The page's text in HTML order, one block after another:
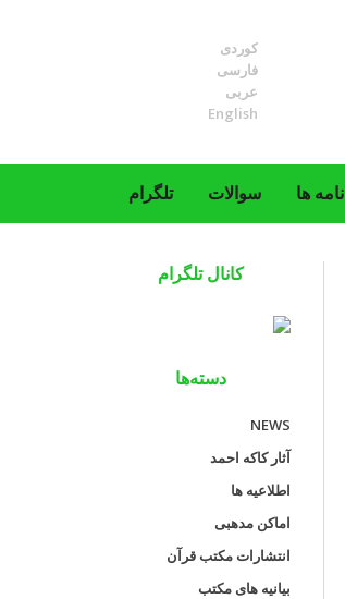
کوردی
فارسی
عربی
English
تلگرام سوالات نامه ها
کانال تلگرام
دسته‌ها
NEWS
آثار کاکه احمد
اطلاعیه ها
اماکن مدهبی
انتشارات مکتب قرآن
بیانیه های مکتب